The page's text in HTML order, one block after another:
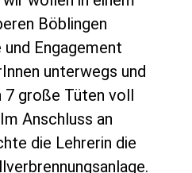
Böblingen
Engagement
unterwegs und
7 große Tüten voll
Anschluss an
die Lehrerin die